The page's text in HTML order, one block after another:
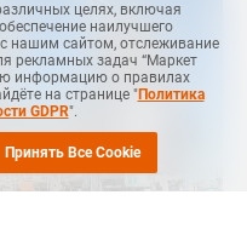
целях, включая
наилучшего
нашим сайтом, отслеживание
рекламных задач “Маркет
информацию о правилах
на странице "Политика
GDPR".
Принять Все Cookie